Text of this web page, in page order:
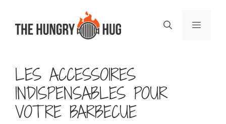
contenu
LES ACCESSOIRES
INDISPENSABLES POUR
VOTRE BARBECUE
Menu